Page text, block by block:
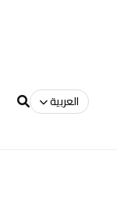
العربية